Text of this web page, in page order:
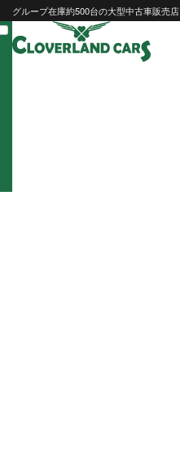
Skip
to
content
グループ在庫約500台の大型中古車販売店